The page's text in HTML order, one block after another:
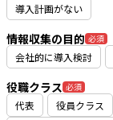
導入計画がない
情報収集の目的 必須
会社的に導入検討
役職クラス 必須
代表 役員クラス